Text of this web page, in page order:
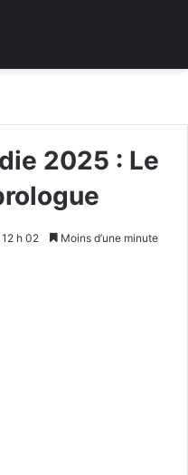
2025 : Le
h 02 Moins d’une minute